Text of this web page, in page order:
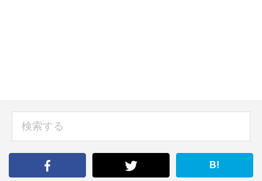
B!